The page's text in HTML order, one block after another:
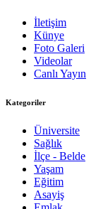
İletişim
Künye
Foto Galeri
Videolar
Canlı Yayın
Kategoriler
Üniversite
Sağlık
İlçe - Belde
Yaşam
Eğitim
Asayiş